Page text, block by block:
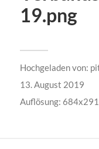
19.png
Hochgeladen von:
13. August 2019
Auflösung: